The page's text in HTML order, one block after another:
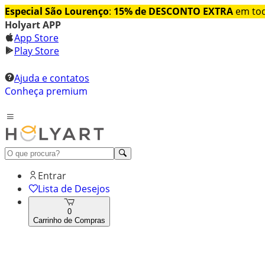
Especial São Lourenço: 15% de DESCONTO EXTRA em
Holyart APP
App Store
Play Store
Ajuda e contatos
Conheça premium
Entrar
Lista de Desejos
0
Carrinho de Compras